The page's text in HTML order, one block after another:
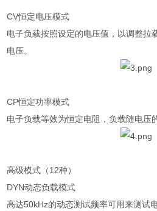
CV恒定电压模式
电子负载按照设定的电压值，以调整拉
电压。
CP恒定功率模式
电子负载等效为恒定电阻，负载随电压
高级模式（12种）
DYN动态负载模式
高达50kHz的动态测试频率可用来测试